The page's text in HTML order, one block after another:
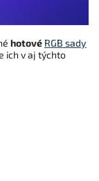
hotové RGB sady
ich v aj týchto